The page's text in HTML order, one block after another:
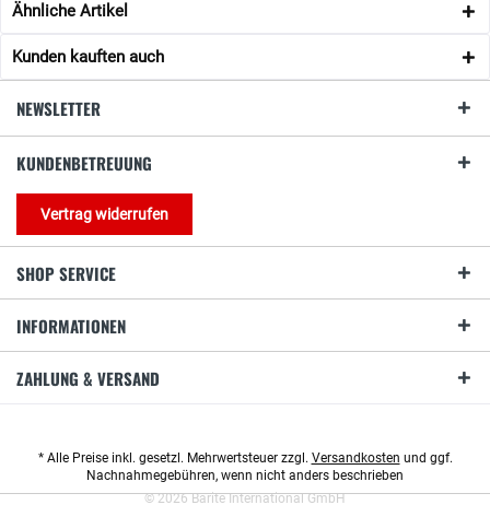
Ähnliche Artikel
Kunden kauften auch
NEWSLETTER
KUNDENBETREUUNG
Vertrag widerrufen
SHOP SERVICE
INFORMATIONEN
ZAHLUNG & VERSAND
* Alle Preise inkl. gesetzl. Mehrwertsteuer zzgl. Versandkosten und ggf.
Nachnahmegebühren, wenn nicht anders beschrieben
© 2026 Barite International GmbH